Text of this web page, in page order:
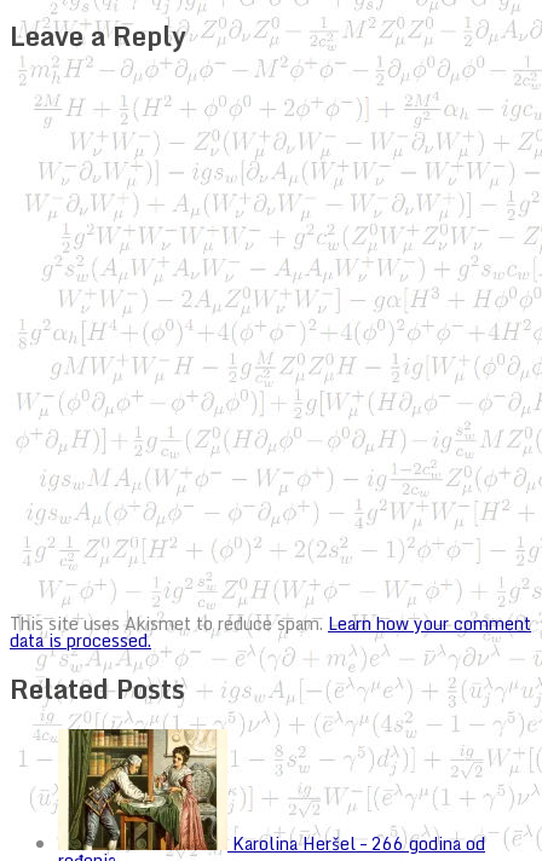
Leave a Reply
This site uses Akismet to reduce spam. Learn how your comment
data is processed.
Related Posts
Karolina Heršel – 266 godina od